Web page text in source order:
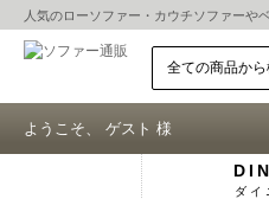
人気のローソファー ・ カウチソファーや
ようこそ、 ゲスト 様
ダイ